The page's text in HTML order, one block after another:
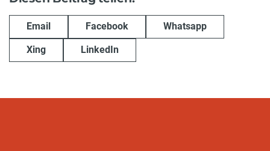
Email Facebook Whatsapp
Xing LinkedIn